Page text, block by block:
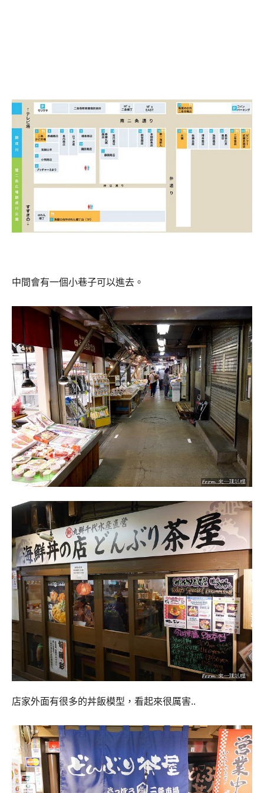
中間會有一個小巷子可以進去。
店家外面有很多的丼飯模型，看起來很厲害..